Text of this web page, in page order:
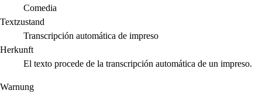
Comedia
Textzustand
Transcripción automática de impreso
Herkunft
El texto procede de la transcripción automática de un impreso.
Warnung